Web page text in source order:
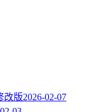
改版2026-02-07